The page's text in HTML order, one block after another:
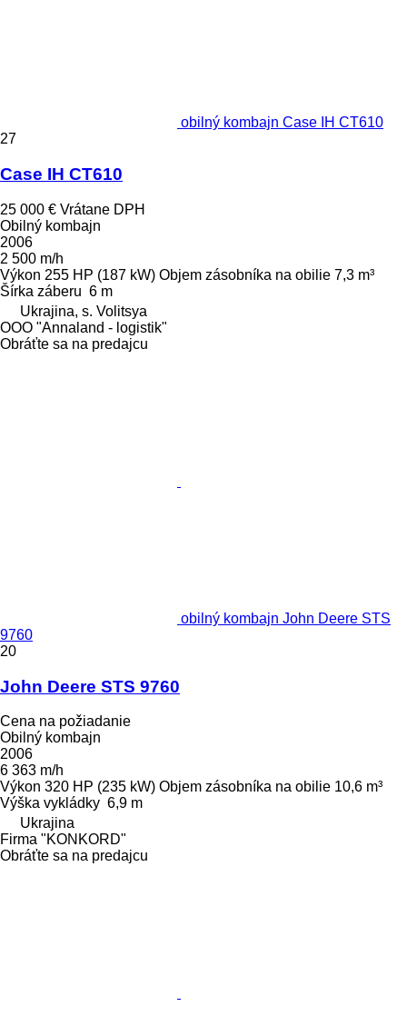
obilný kombajn Case IH CT610
27
Case IH CT610
25 000 € Vrátane DPH
Obilný kombajn
2006
2 500 m/h
Výkon 255 HP (187 kW) Objem zásobníka na obilie 7,3 m³
Šírka záberu 6 m
Ukrajina, s. Volitsya
OOO "Annaland - logistik"
Obráťte sa na predajcu
obilný kombajn John Deere STS
9760
20
John Deere STS 9760
Cena na požiadanie
Obilný kombajn
2006
6 363 m/h
Výkon 320 HP (235 kW) Objem zásobníka na obilie 10,6 m³
Výška vykládky 6,9 m
Ukrajina
Firma "KONKORD"
Obráťte sa na predajcu